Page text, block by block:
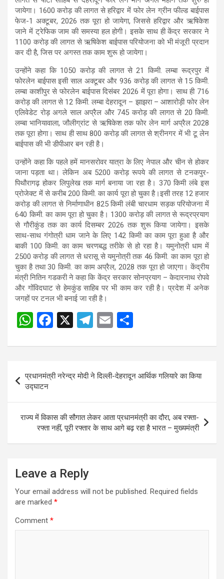
जायेगा। 1600 करोड़ की लागत से हरिद्वार में फोर लेन ग्रीन फील्ड बाईपास
फेज-1 अक्टूबर, 2026 तक पूरा हो जायेगा, जिससे हरिद्वार और ऋषिकेश
जाने में ट्रेफिक जाम की समस्या हल होगी। इसके साथ ही केंद्र सरकार ने
1100 करोड़ की लागत से ऋषिकेश बाईपास परियोजना को भी मंजूरी प्रदान
कर दी है, जिस पर अगस्त तक काम शुरू हो जायेगा।
उन्होंने कहा कि 1050 करोड़ की लागत से 21 किमी. लम्बा रूद्रपुर में
फोरलेन बाईपास इसी साल अक्टूबर और 936 करोड़ की लागत से 15 किमी.
लम्बा काशीपुर से फोरलेन बाईपास दिसंबर 2026 में पूरा होगा। साथ ही 716
करोड़ की लागत से 12 किमी. लम्बा देहरादून – झाझरा – आशारोड़ी फोर लेन
एलिवेडेट रोड़ अगले साल अप्रैल और 745 करोड़ की लागत से 20 किमी.
लम्बा भानियावाला, जौलीग्रांट से ऋषिकेश तक फोर लेन मार्ग अप्रैल 2028
तक पूरा होगा। साथ ही साथ 800 करोड़ की लागत से श्रीनगर में भी टू लेन
बाईपास की भी डीपीआर बन रही है।
उन्होंने कहा कि पहले हमें मानसरोवर यात्रा के लिए नेपाल और चीन से होकर
जाना पड़ता था। लेकिन अब 5200 करोड़ रूपये की लागत से टनकपुर-
पिथौरागढ़ होकर लिपुलेख तक मार्ग बनाया जा रहा है। 370 किमी लंबे इस
प्रोजेक्ट में से करीब 200 किमी. का कार्य पूरा हो चुका है।इसी तरह 12 हजार
करोड़ की लागत से निर्माणाधीन 825 किमी लंबी चारधाम सड़क परियोजना में
640 किमी. का काम पूरा हो चुका है। 1300 करोड़ की लागत से रूद्रप्रयाग
से गौरीकुंड तक का कार्य दिसम्बर 2026 तक शुरू किया जायेगा। इसके
साथ-साथ गंगोत्री धाम जाने के लिए 142 किमी का काम पूरा हुआ है और
बाकी 100 किमी. का काम चरणबद्ध तरीके से हो रहा है। यमुनोत्री धाम में
2500 करोड़ की लागत से धरासू से यमुनोत्री तक 46 किमी. का काम पूरा हो
चुका है तथा 30 किमी. का काम अप्रैल, 2028 तक पूरा हो जाएगा। केंद्रीय
मंत्री नितिन गडकरी ने कहा कि केंद्र सरकार सोनप्रयाग – केदारनाथ रोपवे
और गोंविदघाट से हेमकुंड साहिब पर भी काम कर रही है। प्रदेश में अनेक
जगहों पर टनल भी बनाई जा रही है।
W
at
A
p
p
F
ce
b
o
o
k
X
T
e
gr
a
m
E
ail ar
navigation
प्रधानमंत्री नरेन्‍द्र मोदी ने दिल्ली-देहरादून आर्थिक गलियारे का किया
उद्घाटन
राज्य में विकास की सौगात लेकर आता प्रधानमंत्री का दौरा, अब रफ्ता-
रफ्ता नहीं, पूरी रफ्तार के साथ आगे बढ़ रहा है भारत – मुख्यमंत्री
Leave a Reply
Your email address will not be published. Required fields
are marked *
Comment *